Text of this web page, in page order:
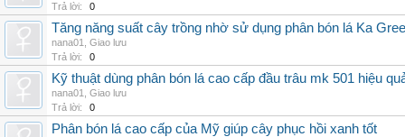
Trả lời:
0
Tăng năng suất cây trồng nhờ sử dụng phân bón lá Ka
nana01
Giao lưu
Trả lời:
0
Kỹ thuật dùng phân bón lá cao cấp đầu trâu mk 501 hiệu
nana01
Giao lưu
Trả lời:
0
Phân bón lá cao cấp của Mỹ giúp cây phục hồi xanh tốt